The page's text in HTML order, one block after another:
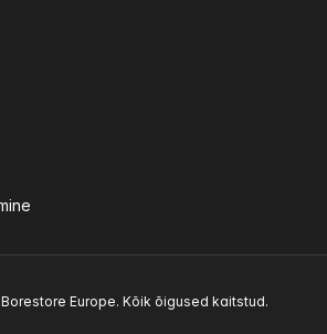
Europe. Kõik õigused kaitstud.